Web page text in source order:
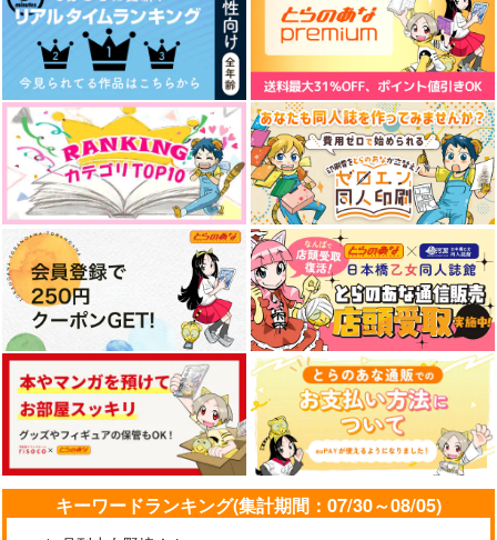
愛とかいろいろあるところ あなたは俺の運命でしょ！！
やらしく躾けて愛してあげる－Dom
／Subユニバース－２
最狂ヤンキーが僕だけに夢中な
件！？
なんかもうあーあって感じ。2 特装
版
僕の愛しいよなさん
エンドロールは地獄まで 2 嘘つきなキスで今日もバイバイ
「40までにしたい10のこと2」
ドラマCD特装盤 (マンガ小冊
子セット) cloud nine(古川 慎盤)/古川慎
黄泉のツガイ アイドルマスター SideM
キーワードランキング(集計期間：07/30～08/05)